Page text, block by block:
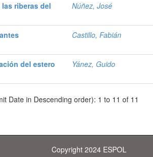
riberas del
Núñez, José
Castillo, Fabián
del estero
Yánez, Guido
Date in Descending order): 1 to 11 of 11
Copyright 2024 ESPOL